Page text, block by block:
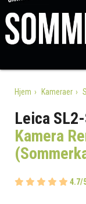
Hjem Kameraer
Leica
Kamera
4.7/